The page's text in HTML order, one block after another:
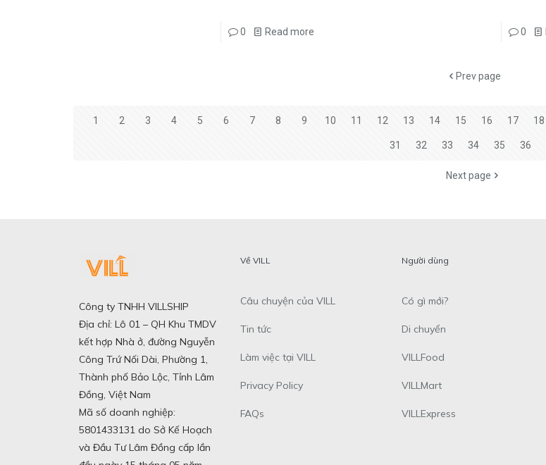
0 Read more 0
Prev page
1 2 3 4 5 6 7 8 9 10 11 12 13 14 15 16 17 18
31 32 33 34 35 36
Next page
Công ty TNHH VILLSHIP
Địa chỉ: Lô 01 – QH Khu TMDV
kết hợp Nhà ở, đường Nguyễn
Công Trứ Nối Dài, Phường 1,
Thành phố Bảo Lộc, Tỉnh Lâm
Đồng, Việt Nam
Mã số doanh nghiệp:
5801433131 do Sở Kế Hoạch
và Đầu Tư Lâm Đồng cấp lần
Về VILL
Câu chuyện của VILL
Tin tức
Làm việc tại VILL
Privacy Policy
FAQs
Người dùng
Có gì mới?
Di chuyển
VILLFood
VILLMart
VILLExpress